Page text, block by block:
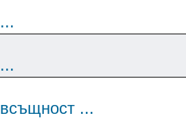
...
...
всъщност ...